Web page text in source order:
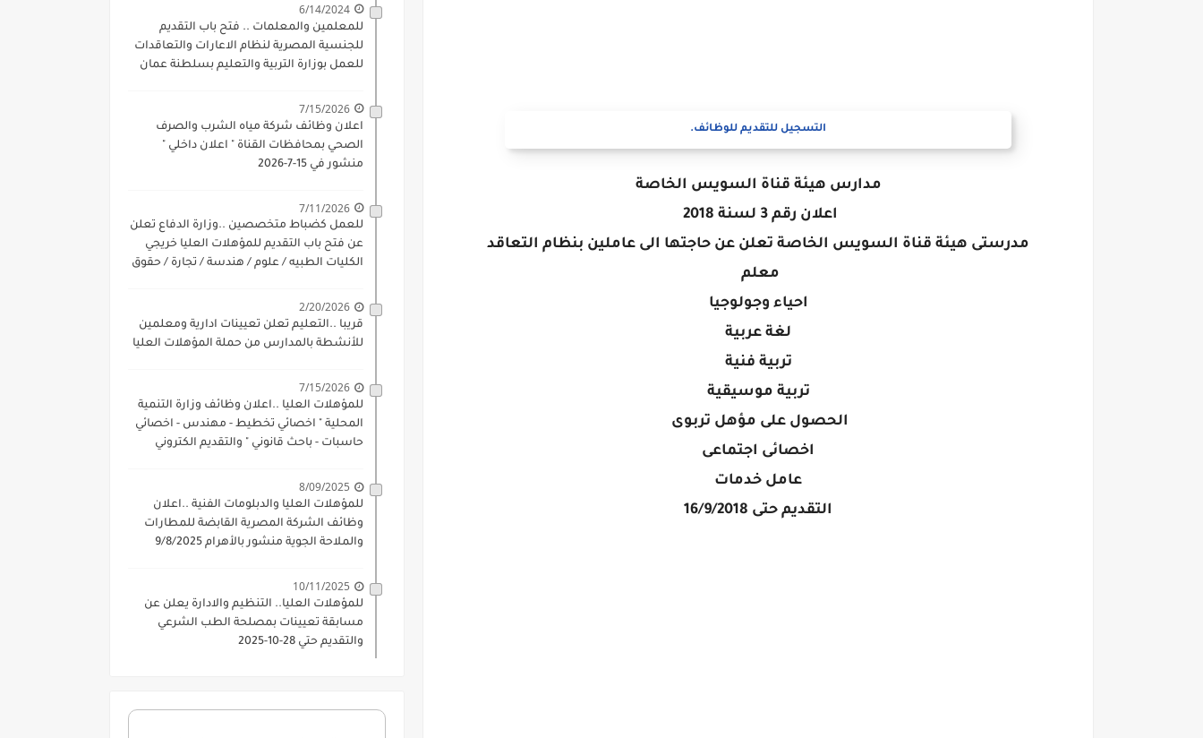
التسجيل للتقديم للوظائف.
مدارس هيئة قناة السويس الخاصة
اعلان رقم 3 لسنة 2018
مدرستى هيئة قناة السويس الخاصة تعلن عن حاجتها الى عاملين بنظام التعاقد
معلم
احياء وجولوجيا
لغة عربية
تربية فنية
تربية موسيقية
الحصول على مؤهل تربوى
اخصائى اجتماعى
عامل خدمات
التقديم حتى 16/9/2018
6/14/2024
للمعلمين والمعلمات .. فتح باب التقديم
للجنسية المصرية لنظام الاعارات والتعاقدات
للعمل بوزارة التربية والتعليم بسلطنة عمان
7/15/2026
اعلان وظائف شركة مياه الشرب والصرف
الصحي بمحافظات القناة " اعلان داخلي "
منشور في 15-7-2026
7/11/2026
للعمل كضباط متخصصين ..وزارة الدفاع تعلن
عن فتح باب التقديم للمؤهلات العليا خريجي
الكليات الطبيه / علوم / هندسة / تجارة / حقوق
2/20/2026
قريبا ..التعليم تعلن تعيينات ادارية ومعلمين
للأنشطة بالمدارس من حملة المؤهلات العليا
7/15/2026
للمؤهلات العليا ..اعلان وظائف وزارة التنمية
المحلية " اخصائي تخطيط - مهندس - اخصائي
حاسبات - باحث قانوني " والتقديم الكتروني
8/09/2025
للمؤهلات العليا والدبلومات الفنية ..اعلان
وظائف الشركة المصرية القابضة للمطارات
والملاحة الجوية منشور بالأهرام 9/8/2025
10/11/2025
للمؤهلات العليا.. التنظيم والادارة يعلن عن
مسابقة تعيينات بمصلحة الطب الشرعي
والتقديم حتي 28-10-2025